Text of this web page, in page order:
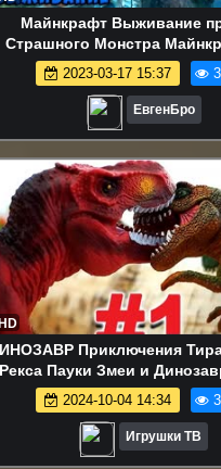
Майнкрафт Выживание
Страшного Монстра
видео моды девушка
2023-03-17 15:37
ЕвгенБро
Приключения
Рекса Пауки Змеи и
Битвы Динозавра Рекса
2024-10-04 14:34
Игрушки ТВ